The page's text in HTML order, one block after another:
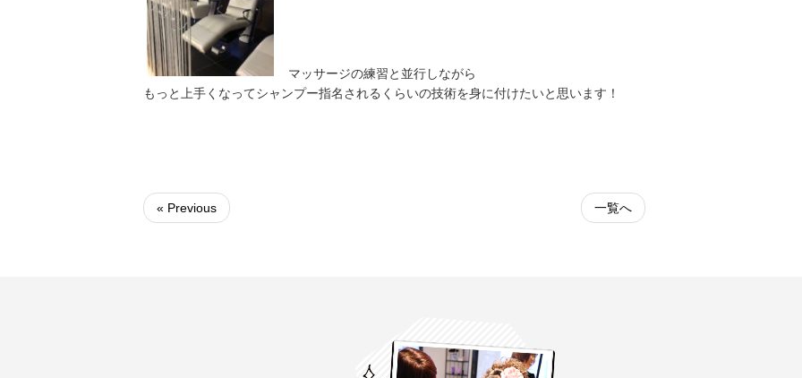
マッサージの練習と並行しながら
もっと上手くなってシャンプー指名されるくらいの技術を身に付けたいと思います！
« Previous 一覧へ